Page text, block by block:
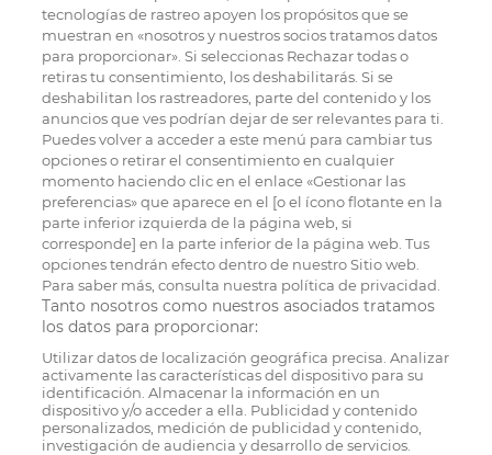
tecnologías de rastreo apoyen los propósitos que se
muestran en «nosotros y nuestros socios tratamos datos
para proporcionar». Si seleccionas Rechazar todas o
retiras tu consentimiento, los deshabilitarás. Si se
deshabilitan los rastreadores, parte del contenido y los
anuncios que ves podrían dejar de ser relevantes para ti.
Puedes volver a acceder a este menú para cambiar tus
opciones o retirar el consentimiento en cualquier
momento haciendo clic en el enlace «Gestionar las
preferencias» que aparece en el [o el ícono flotante en la
parte inferior izquierda de la página web, si
corresponde] en la parte inferior de la página web. Tus
opciones tendrán efecto dentro de nuestro Sitio web.
Para saber más, consulta nuestra política de privacidad.
Tanto nosotros como nuestros asociados tratamos
los datos para proporcionar:
Utilizar datos de localización geográfica precisa. Analizar
activamente las características del dispositivo para su
identificación. Almacenar la información en un
dispositivo y/o acceder a ella. Publicidad y contenido
personalizados, medición de publicidad y contenido,
investigación de audiencia y desarrollo de servicios.